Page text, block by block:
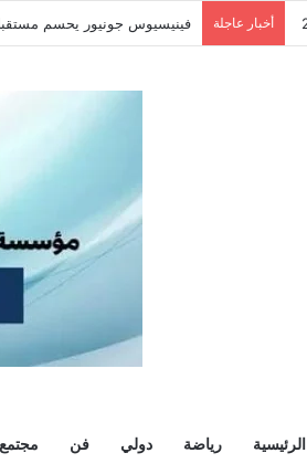
أخبار عاجلة فينيسيوس جونيور يحسم مستقبله
الرئيسية رياضة دولي فن مجتمع